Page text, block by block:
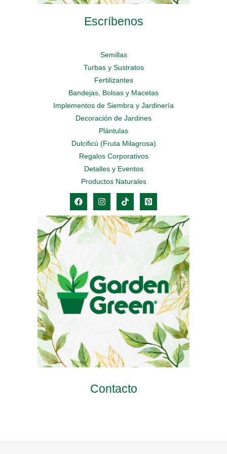
Escríbenos
Semillas
Turbas y Sustratos
Fertilizantes
Bandejas, Bolsas y Macetas
Implementos de Siembra y Jardinería
Decoración de Jardines
Plántulas
Dulcificú (Fruta Milagrosa)
Regalos Corporativos
Detalles y Eventos
Productos Naturales
Contacto